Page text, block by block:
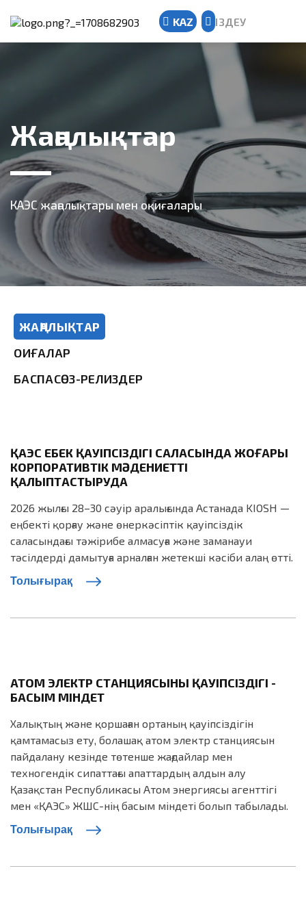
KAZ
Kazakh
Russian
ІЗДЕУ
Жаңалықтар
КАЭС жаңалықтары мен оқиғалары
ЖАҢАЛЫҚТАР
ОҚИҒАЛАР
БАСПАСӨЗ-РЕЛИЗДЕР
ҚАЭС ЕҢБЕК ҚАУІПСІЗДІГІ САЛАСЫНДА ЖОҒАРЫ
КОРПОРАТИВТІК МӘДЕНИЕТТІ
ҚАЛЫПТАСТЫРУДА
2026 жылғы 28–30 сәуір аралығында Астанада KIOSH —
еңбекті қорғау және өнеркәсіптік қауіпсіздік
саласындағы тәжірибе алмасуға және заманауи
тәсілдерді дамытуға арналған жетекші кәсіби алаң өтті.
Толығырақ
АТОМ ЭЛЕКТР СТАНЦИЯСЫНЫҢ ҚАУІПСІЗДІГІ -
БАСЫМ МІНДЕТ
Халықтың және қоршаған ортаның қауіпсіздігін
қамтамасыз ету, болашақ атом электр станциясын
пайдалану кезінде төтенше жағдайлар мен
техногендік сипаттағы апаттардың алдын алу
Қазақстан Республикасы Атом энергиясы агенттігі
мен «ҚАЭС» ЖШС-нің басым міндеті болып табылады.
Толығырақ